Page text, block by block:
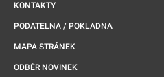
KONTAKTY
PODATELNA / POKLADNA
MAPA STRÁNEK
ODBĚR NOVINEK